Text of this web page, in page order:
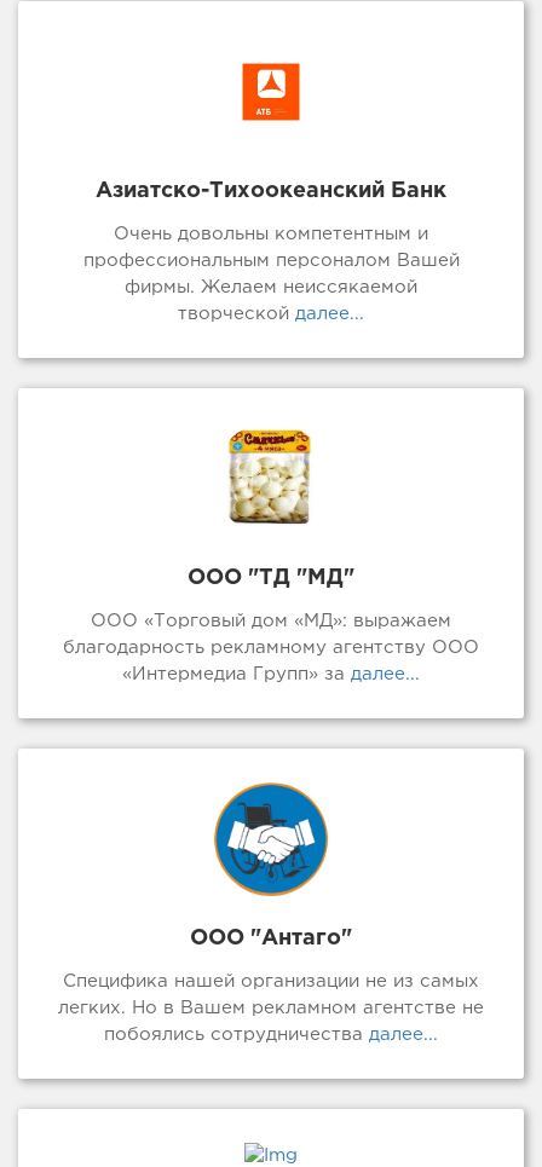
Азиатско-Тихоокеанский Банк
Очень довольны компетентным и
профессиональным персоналом Вашей
фирмы. Желаем неиссякаемой
творческой далее...
ООО "ТД "МД"
ООО «Торговый дом «МД»: выражаем
благодарность рекламному агентству ООО
«Интермедиа Групп» за далее...
ООО "Антаго"
Специфика нашей организации не из самых
легких. Но в Вашем рекламном агентстве не
побоялись сотрудничества далее...